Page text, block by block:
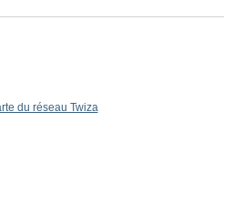
du réseau Twiza